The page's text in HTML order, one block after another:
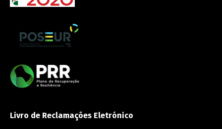
Livro de Reclamações Eletrónico